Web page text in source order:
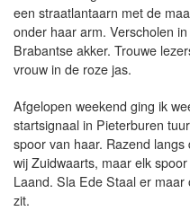
een straatlantaarn met de
onder haar arm. Verscholen
Brabantse akker. Trouwe
vrouw in de roze jas.
Afgelopen weekend ging ik
startsignaal in Pieterburen
spoor van haar. Razend
wij Zuidwaarts, maar elk
Laand. Sla Ede Staal er
zit.